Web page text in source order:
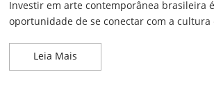
Investir em arte contemporânea brasileira
oportunidade de se conectar com a cultura
Leia Mais